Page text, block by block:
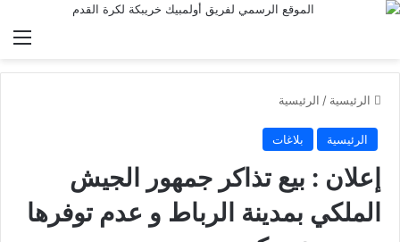
الرئيسية / الرئيسية
الرئيسية بلاغات
إعلان : بيع تذاكر جمهور الجيش
الملكي بمدينة الرباط و عدم توفرها